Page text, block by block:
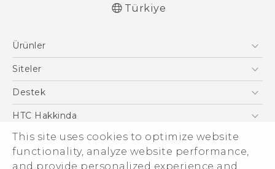
This site uses cookies to optimize website
functionality, analyze website performance,
and provide personalized experience and
User manual
Türkiye
Ürünler
Akıllı Telefonlar
VIVE
Siteler
HTC Dev
Destek
Destek Merkezi
HTC Hakkinda
ESG
Yatırımcı (İNGİLİZCE)